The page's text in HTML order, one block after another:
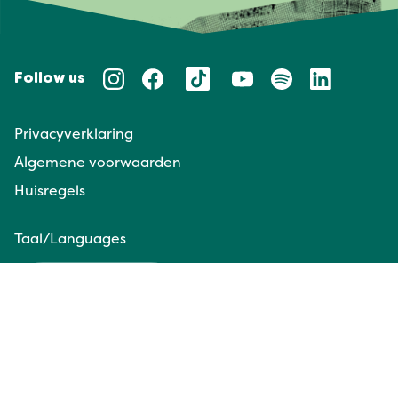
Follow us
Privacyverklaring
Algemene voorwaarden
Huisregels
Taal/Languages